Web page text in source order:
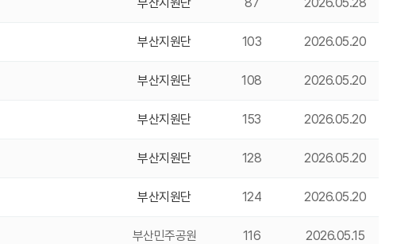
부산지원단 103 2026.05.20
부산지원단 108 2026.05.20
부산지원단 153 2026.05.20
부산지원단 128 2026.05.20
부산지원단 124 2026.05.20
부산민주공원 116 2026.05.15